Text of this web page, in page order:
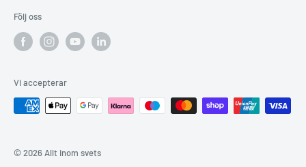
Följ oss
Vi accepterar
© 2026 Allt inom svets